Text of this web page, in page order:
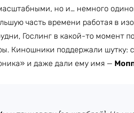
но и… немного
часть времени работая в
Гослинг в какой-то момент
Киношники поддержали шутку:
и даже дали ему имя —